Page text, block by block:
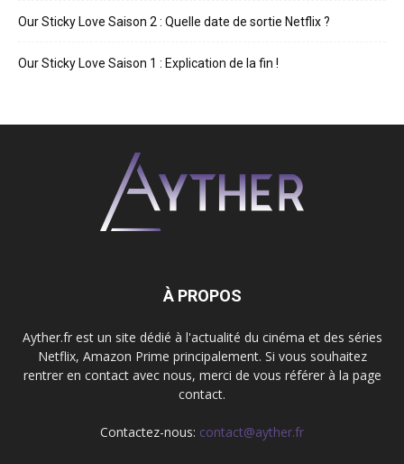
Our Sticky Love Saison 2 : Quelle date de sortie Netflix ?
Our Sticky Love Saison 1 : Explication de la fin !
À PROPOS
Ayther.fr est un site dédié à l'actualité du cinéma et des séries
Netflix, Amazon Prime principalement. Si vous souhaitez
rentrer en contact avec nous, merci de vous référer à la page
contact.
Contactez-nous: contact@ayther.fr